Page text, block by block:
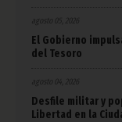
agosto 05, 2026
El Gobierno
del Tesoro
agosto 04, 2026
Desfile militar y
Libertad en la